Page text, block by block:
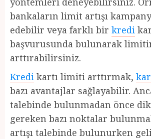
bankaların limit artışı
edebilir veya farklı bir kredi
başvurusunda bulunarak
arttırabilirsiniz.
Kredi kartı limiti arttırmak,
bazı avantajlar sağlayabilir.
talebinde bulunmadan önce
gereken bazı noktalar
artışı talebinde bulunurken